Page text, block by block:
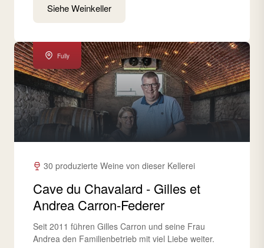
Siehe Weinkeller
Fully
30 produzierte Weine von dieser Kellerei
Cave du Chavalard - Gilles et
Andrea Carron-Federer
Seit 2011 führen Gilles Carron und seine Frau
Andrea den Familienbetrieb mit viel Liebe weiter.